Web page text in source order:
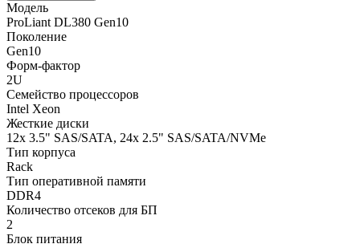
Модель
ProLiant DL380 Gen10
Поколение
Gen10
Форм-фактор
2U
Семейство процессоров
Intel Xeon
Жесткие диски
12x 3.5" SAS/SATA, 24x 2.5" SAS/SATA/NVMe
Тип корпуса
Rack
Тип оперативной памяти
DDR4
Количество отсеков для БП
2
Блок питания